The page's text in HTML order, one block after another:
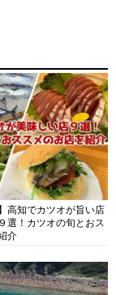
高知でカツオが旨い店
選！カツオの旬とおス
介